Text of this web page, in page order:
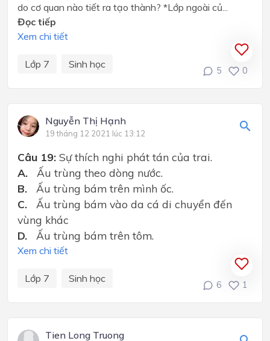
do cơ quan nào tiết ra tạo thành? *Lớp ngoài củ...
Đọc tiếp
Xem chi tiết
Lớp 7 Sinh học
5 0
Nguyễn Thị Hạnh
19 tháng 12 2021 lúc 13:12
Câu 19: Sự thích nghi phát tán của trai.
A. Ấu trùng theo dòng nước.
B. Ấu trùng bám trên mình ốc.
C. Ấu trùng bám vào da cá di chuyển đến
vùng khác
D. Ấu trùng bám trên tôm.
Xem chi tiết
Lớp 7 Sinh học
6 1
Tien Long Truong